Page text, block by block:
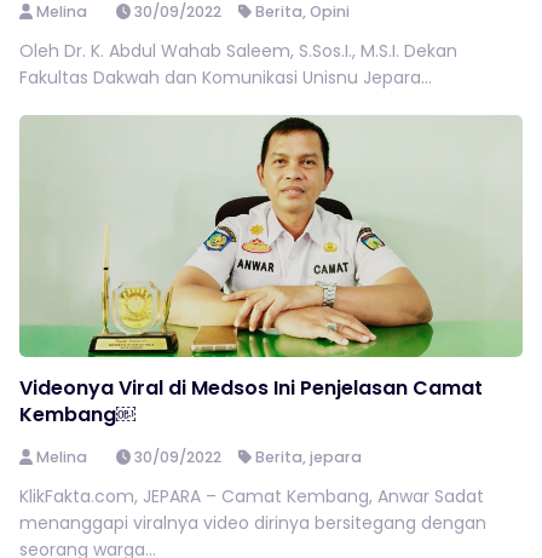
Melina 30/09/2022 Berita,Opini
Oleh Dr. K. Abdul Wahab Saleem, S.Sos.I., M.S.I. Dekan
Fakultas Dakwah dan Komunikasi Unisnu Jepara...
Videonya Viral di Medsos Ini Penjelasan Camat
Kembang￼
Melina 30/09/2022 Berita,jepara
KlikFakta.com, JEPARA – Camat Kembang, Anwar Sadat
menanggapi viralnya video dirinya bersitegang dengan
seorang warga...